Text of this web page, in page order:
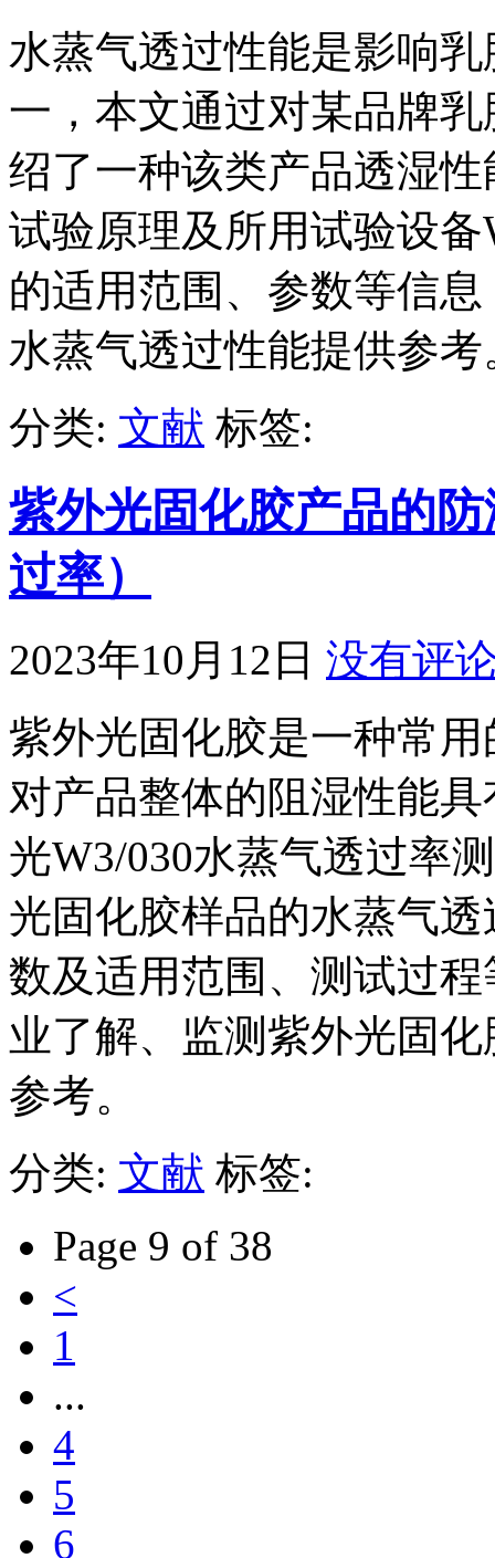
水蒸气透过性能是影响
一，本文通过对某品牌
绍了一种该类产品透湿
试验原理及所用试验设
的适用范围、参数等信
水蒸气透过性能提供参考
分类: 文献 标签:
紫外光固化胶产品的
过率）
2023年10月12日 没有评
紫外光固化胶是一种常
对产品整体的阻湿性能
光W3/030水蒸气透过率
光固化胶样品的水蒸气
数及适用范围、测试过
业了解、监测紫外光固
参考。
分类: 文献 标签:
Page 9 of 38
<
1
...
4
5
6